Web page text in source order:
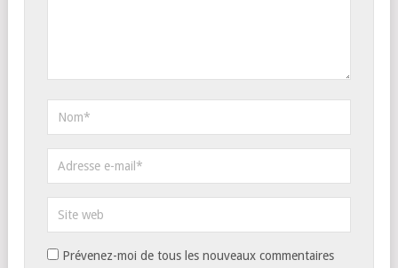
Prévenez-moi de tous les nouveaux commentaires